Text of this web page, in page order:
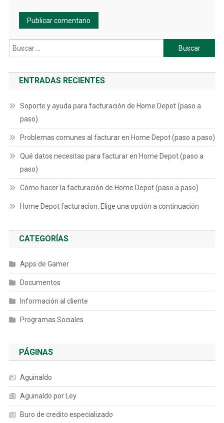
Buscar:
ENTRADAS RECIENTES
Soporte y ayuda para facturación de Home Depot (paso a
paso)
Problemas comunes al facturar en Home Depot (paso a paso)
Qué datos necesitas para facturar en Home Depot (paso a
paso)
Cómo hacer la facturación de Home Depot (paso a paso)
Home Depot facturacion: Elige una opción a continuación
CATEGORÍAS
Apps de Gamer
Documentos
Información al cliente
Programas Sociales
PÁGINAS
Aguinaldo
Aguinaldo por Ley
Buro de credito especializado